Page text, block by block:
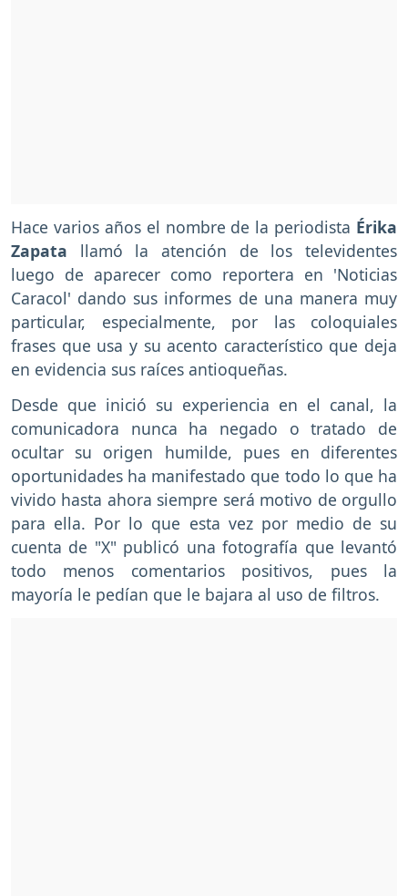
Hace varios años el nombre de la periodista Érika
Zapata llamó la atención de los televidentes
luego de aparecer como reportera en 'Noticias
Caracol' dando sus informes de una manera muy
particular, especialmente, por las coloquiales
frases que usa y su acento característico que deja
en evidencia sus raíces antioqueñas.
Desde que inició su experiencia en el canal, la
comunicadora nunca ha negado o tratado de
ocultar su origen humilde, pues en diferentes
oportunidades ha manifestado que todo lo que ha
vivido hasta ahora siempre será motivo de orgullo
para ella. Por lo que esta vez por medio de su
cuenta de "X" publicó una fotografía que levantó
todo menos comentarios positivos, pues la
mayoría le pedían que le bajara al uso de filtros.